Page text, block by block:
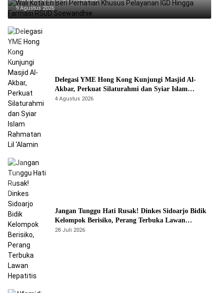
9 Agustus 2026
Delegasi YME Hong Kong Kunjungi Masjid Al-
Akbar, Perkuat Silaturahmi dan Syiar Islam
Rahmatan Lil ‘Alamin
4 Agustus 2026
Jangan Tunggu Hati Rusak! Dinkes Sidoarjo Bidik
Kelompok Berisiko, Perang Terbuka Lawan
Hepatitis
28 Juli 2026